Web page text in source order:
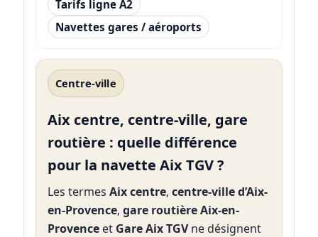
Tarifs ligne A2
Navettes gares / aéroports
Centre-ville
Aix centre, centre-ville, gare
routière : quelle différence
pour la navette Aix TGV ?
Les termes Aix centre, centre-ville d’Aix-
en-Provence, gare routière Aix-en-
Provenceet Gare Aix TGVne désignent